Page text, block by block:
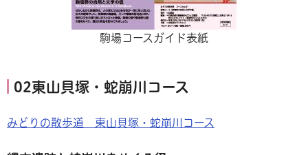
駒場コースガイド表紙
02東山貝塚・蛇崩川コース
みどりの散歩道 東山貝塚・蛇崩川コース